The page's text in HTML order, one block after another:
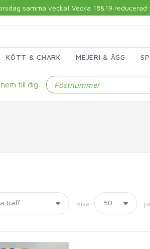
samma vecka! Vecka 18&19
KÖTT & CHARK MEJERI & ÄGG
till dig:
Visa